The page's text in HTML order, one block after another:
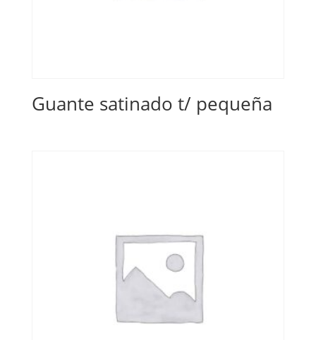
Guante satinado t/ pequeña